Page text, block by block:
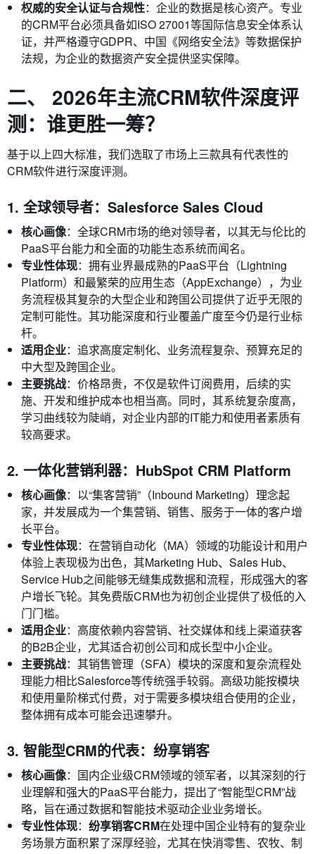
权威的安全认证与合规性：企业的数据是核心资产。专业
的CRM平台必须具备如ISO 27001等国际信息安全体系认
证，并严格遵守GDPR、中国《网络安全法》等数据保护
法规，为企业的数据资产安全提供坚实保障。
二、 2026年主流CRM软件深度评
测：谁更胜一筹？
基于以上四大标准，我们选取了市场上三款具有代表性的
CRM软件进行深度评测。
1. 全球领导者：Salesforce Sales Cloud
核心画像：全球CRM市场的绝对领导者，以其无与伦比的
PaaS平台能力和全面的功能生态系统而闻名。
专业性体现：拥有业界最成熟的PaaS平台（Lightning
Platform）和最繁荣的应用生态（AppExchange），为业
务流程极其复杂的大型企业和跨国公司提供了近乎无限的
定制可能性。其功能深度和行业覆盖广度至今仍是行业标
杆。
适用企业：追求高度定制化、业务流程复杂、预算充足的
中大型及跨国企业。
主要挑战：价格昂贵，不仅是软件订阅费用，后续的实
施、开发和维护成本也相当高。同时，其系统复杂度高，
学习曲线较为陡峭，对企业内部的IT能力和使用者素质有
较高要求。
2. 一体化营销利器：HubSpot CRM Platform
核心画像：以“集客营销”（Inbound Marketing）理念起
家，并发展成为一个集营销、销售、服务于一体的客户增
长平台。
专业性体现：在营销自动化（MA）领域的功能设计和用户
体验上表现极为出色，其Marketing Hub、Sales Hub、
Service Hub之间能够无缝集成数据和流程，形成强大的客
户增长飞轮。其免费版CRM也为初创企业提供了极低的入
门门槛。
适用企业：高度依赖内容营销、社交媒体和线上渠道获客
的B2B企业，尤其适合初创公司和成长型中小企业。
主要挑战：其销售管理（SFA）模块的深度和复杂流程处
理能力相比Salesforce等传统强手较弱。高级功能按模块
和使用量阶梯式付费，对于需要多模块组合使用的企业，
整体拥有成本可能会迅速攀升。
3. 智能型CRM的代表：纷享销客
核心画像：国内企业级CRM领域的领军者，以其深刻的行
业理解和强大的PaaS平台能力，提出了“智能型CRM”战
略，旨在通过数据和智能技术驱动企业业务增长。
专业性体现： 纷享销客CRM在处理中国企业特有的复杂业
务场景方面积累了深厚经验，尤其在快消零售、农牧、制